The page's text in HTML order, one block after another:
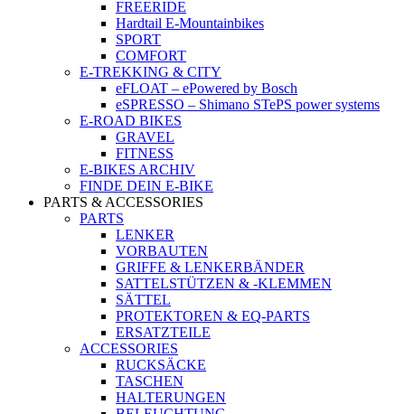
FREERIDE
Hardtail E-Mountainbikes
SPORT
COMFORT
E-TREKKING & CITY
eFLOAT – ePowered by Bosch
eSPRESSO – Shimano STePS power systems
E-ROAD BIKES
GRAVEL
FITNESS
E-BIKES ARCHIV
FINDE DEIN E-BIKE
PARTS & ACCESSORIES
PARTS
LENKER
VORBAUTEN
GRIFFE & LENKERBÄNDER
SATTELSTÜTZEN & -KLEMMEN
SÄTTEL
PROTEKTOREN & EQ-PARTS
ERSATZTEILE
ACCESSORIES
RUCKSÄCKE
TASCHEN
HALTERUNGEN